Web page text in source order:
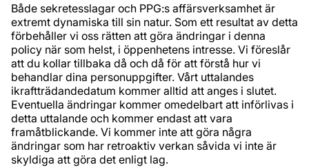
Både sekretesslagar och PPG:s affärsverksamhet är
extremt dynamiska till sin natur. Som ett resultat av detta
förbehåller vi oss rätten att göra ändringar i denna
policy när som helst, i öppenhetens intresse. Vi föreslår
att du kollar tillbaka då och då för att förstå hur vi
behandlar dina personuppgifter. Vårt uttalandes
ikraftträdandedatum kommer alltid att anges i slutet.
Eventuella ändringar kommer omedelbart att införlivas i
detta uttalande och kommer endast att vara
framåtblickande. Vi kommer inte att göra några
ändringar som har retroaktiv verkan såvida vi inte är
skyldiga att göra det enligt lag.